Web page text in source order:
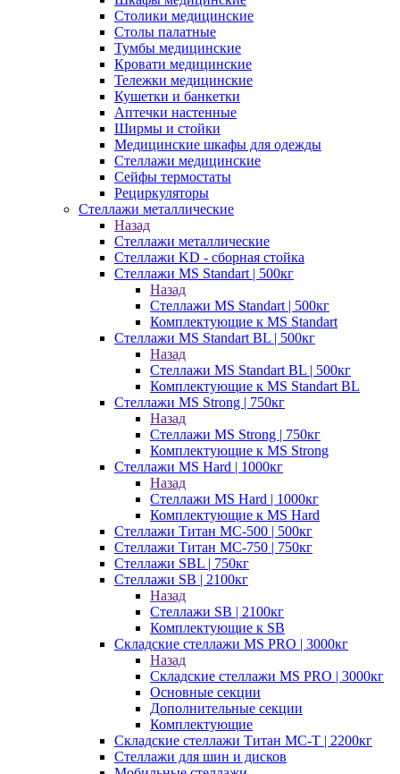
Столики медицинские
Столы палатные
Тумбы медицинские
Кровати медицинские
Тележки медицинские
Кушетки и банкетки
Аптечки настенные
Ширмы и стойки
Медицинские шкафы для одежды
Стеллажи медицинские
Сейфы термостаты
Рециркуляторы
Стеллажи металлические
Назад
Стеллажи металлические
Стеллажи KD - сборная стойка
Стеллажи MS Standart | 500кг
Назад
Стеллажи MS Standart | 500кг
Комплектующие к MS Standart
Стеллажи MS Standart BL | 500кг
Назад
Стеллажи MS Standart BL | 500кг
Комплектующие к MS Standart BL
Стеллажи MS Strong | 750кг
Назад
Стеллажи MS Strong | 750кг
Комплектующие к MS Strong
Стеллажи MS Hard | 1000кг
Назад
Стеллажи MS Hard | 1000кг
Комплектующие к MS Hard
Стеллажи Титан МС-500 | 500кг
Стеллажи Титан МС-750 | 750кг
Стеллажи SBL | 750кг
Стеллажи SB | 2100кг
Назад
Стеллажи SB | 2100кг
Комплектующие к SB
Складские стеллажи MS PRO | 3000кг
Назад
Складские стеллажи MS PRO | 3000кг
Основные секции
Дополнительные секции
Комплектующие
Складские стеллажи Титан МС-Т | 2200кг
Стеллажи для шин и дисков